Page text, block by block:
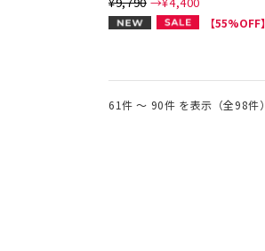
NEW 【55%OFF】
61件 ～ 90件 を表示（全98件）